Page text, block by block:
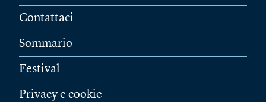
Contattaci
Sommario
Festival
Privacy e cookie